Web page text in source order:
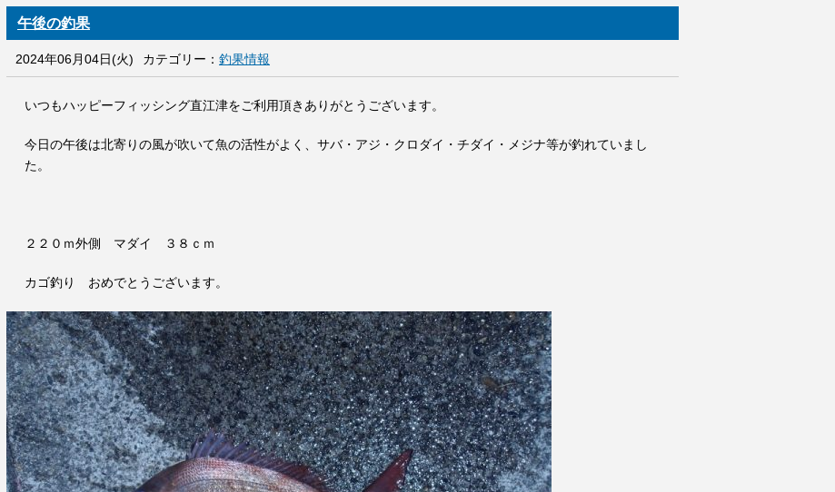
午後の釣果
2024年06月04日(火) カテゴリー： 釣果情報
いつもハッピーフィッシング直江津をご利用頂きありがとうございます。
今日の午後は北寄りの風が吹いて魚の活性がよく、サバ・アジ・クロダイ・チダイ・メジナ等が釣れていまし
た。
２２０ｍ外側 マダイ ３８ｃｍ
カゴ釣り おめでとうございます。